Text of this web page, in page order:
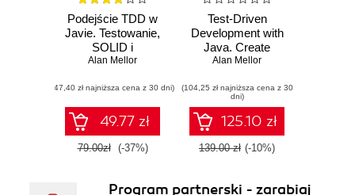
Podejście TDD w
Javie. Testowanie,
SOLID i
architektura
fundamenty
wysokiej jakości
Alan Mellor
(47,40 zł najniższa cena z 30 dni)
49.77 zł
79.00zł (-37%)
Test-Driven
Development with
Java. Create
higher-quality
tests first with
SOLID and
hexagonal
architecture
Alan Mellor
(104,25 zł najniższa cena z 30
dni)
125.10 zł
139.00 zł (-10%)
Program partnerski - zarabiaj